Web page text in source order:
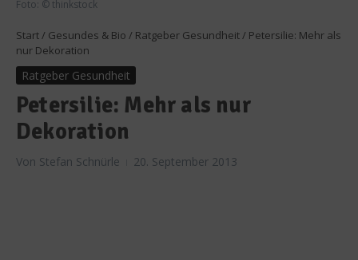
Foto: © thinkstock
Start / Gesundes & Bio / Ratgeber Gesundheit / Petersilie: Mehr als
nur Dekoration
Ratgeber Gesundheit
Petersilie: Mehr als nur
Dekoration
Von Stefan Schnürle 20. September 2013